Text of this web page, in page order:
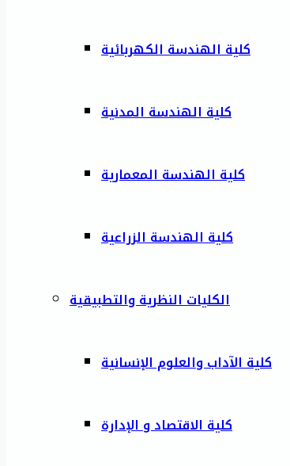
كلية الهندسة الكهربائية
كلية الهندسة المدنية
كلية الهندسة المعمارية
كلية الهندسة الزراعية
الكليات النظرية والتطبيقية
كلية الآداب والعلوم الإنسانية
كلية الاقتصاد و الإدارة